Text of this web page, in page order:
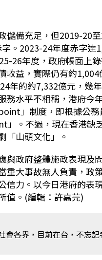
備充足，但2019-20
。2023-24年度赤字達
26年度，政府帳面上
益，實際仍有約
年的約7,332億元，幾
水平不相稱，港府今
」制度，即根據公
。不過，現在香港缺
「山頭文化」。
政府整體施政表現及
大事故無人負責，政
力。以今日港府的表
值。(編輯：許嘉芫)
各界，目前在台，不忘記